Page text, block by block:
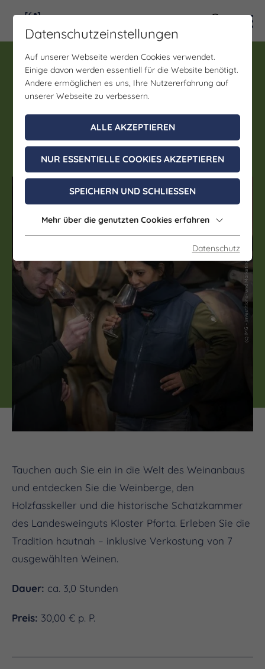
Führung, Verkostung
7er Weinprobe mit Führung
im Landesweingut Kloster
Pforta
(c) IMG – Investitions- und Marketing­gesellschaft Sachsen-Anhalt mbH
Tauchen auch Sie ein in die Welt des Weinanbaus
und entdecken Sie die Weinberge, den
Holzfasskeller und die historische Schatzkammer
des Landesweinguts Kloster Pforta. Erleben Sie die
Tradition hautnah – inklusive Verkostung von 7
ausgewählten Weinen.
Dauer: ca. 3,0 Stunden
Preis: 30,00 € p. P.
Datenschutzeinstellungen
Auf unserer Webseite werden Cookies verwendet.
Einige davon werden essentiell für die Website benötigt.
Andere ermöglichen es uns, Ihre Nutzererfahrung auf
unserer Webseite zu verbessern.
ALLE AKZEPTIEREN
NUR ESSENTIELLE COOKIES AKZEPTIEREN
SPEICHERN UND SCHLIESSEN
Mehr über die genutzten Cookies erfahren
Datenschutz